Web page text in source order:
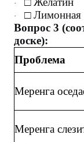
·
·
□ Лимонная
Вопрос 3
доске):
Проблема
Меренга
Меренга